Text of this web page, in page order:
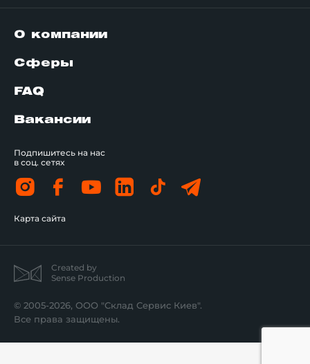
О компании
Сферы
FAQ
Вакансии
Подпишитесь на нас
в соц. сетях
Карта сайта
Created by
Sense Production
© 2005-2026, ООО "Склад Сервис Киев".
Все права защищены.